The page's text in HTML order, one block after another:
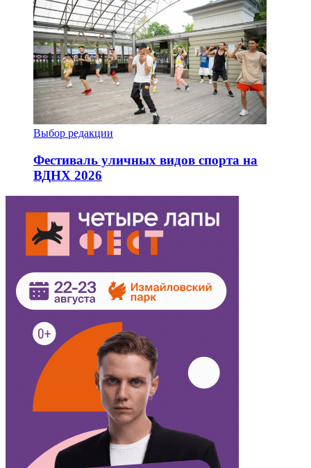
Выбор редакции
Фестиваль уличных видов спорта на
ВДНХ 2026